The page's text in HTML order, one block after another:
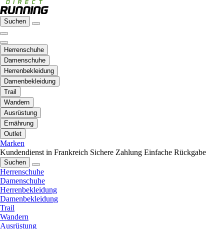
Suchen
Herrenschuhe
Damenschuhe
Herrenbekleidung
Damenbekleidung
Trail
Wandern
Ausrüstung
Ernährung
Outlet
Marken
Kundendienst in Frankreich Sichere Zahlung Einfache Rückgabe
Suchen
Herrenschuhe
Damenschuhe
Herrenbekleidung
Damenbekleidung
Trail
Wandern
Ausrüstung